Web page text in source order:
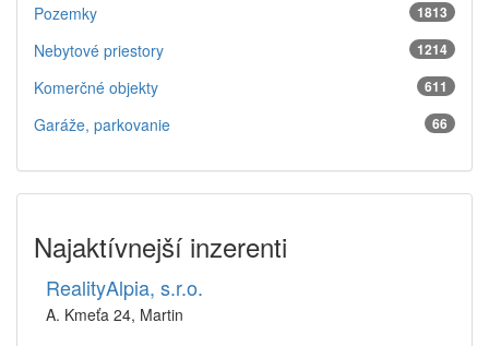
1813
Pozemky
1214
Nebytové priestory
611
Komerčné objekty
66
Garáže, parkovanie
Najaktívnejší inzerenti
RealityAlpia, s.r.o.
A. Kmeťa 24, Martin